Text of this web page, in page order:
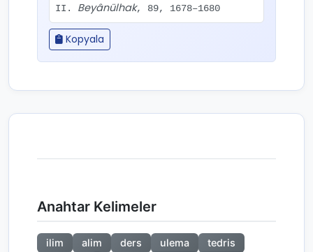
II. Beyânülhak, 89, 1678–1680
Kopyala
Anahtar Kelimeler
ilim alim ders ulema
tedris